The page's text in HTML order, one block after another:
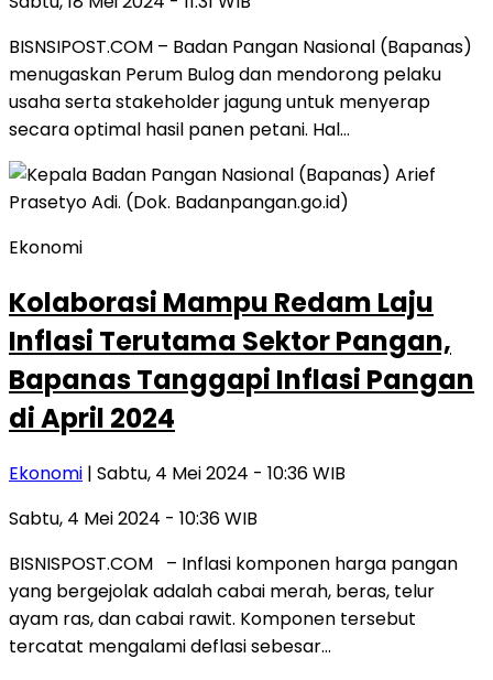
BISNSIPOST.COM – Badan Pangan Nasional (Bapanas)
menugaskan Perum Bulog dan mendorong pelaku
usaha serta stakeholder jagung untuk menyerap
secara optimal hasil panen petani. Hal…
Ekonomi
Kolaborasi Mampu Redam Laju
Inflasi Terutama Sektor Pangan,
Bapanas Tanggapi Inflasi Pangan
di April 2024
Ekonomi | Sabtu, 4 Mei 2024 - 10:36 WIB
Sabtu, 4 Mei 2024 - 10:36 WIB
BISNISPOST.COM – Inflasi komponen harga pangan
yang bergejolak adalah cabai merah, beras, telur
ayam ras, dan cabai rawit. Komponen tersebut
tercatat mengalami deflasi sebesar…